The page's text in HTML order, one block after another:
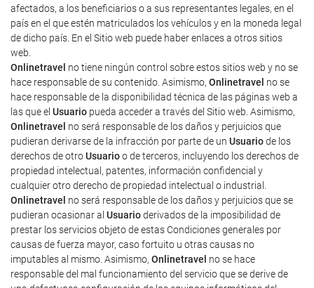
afectados, a los beneficiarios o a sus representantes legales, en el
país en el que estén matriculados los vehículos y en la moneda legal
de dicho país. En el Sitio web puede haber enlaces a otros sitios
web.
Onlinetravel no tiene ningún control sobre estos sitios web y no se
hace responsable de su contenido. Asimismo, Onlinetravel no se
hace responsable de la disponibilidad técnica de las páginas web a
las que el Usuario pueda acceder a través del Sitio web. Asimismo,
Onlinetravel no será responsable de los daños y perjuicios que
pudieran derivarse de la infracción por parte de un Usuariode los
derechos de otroUsuarioo de terceros, incluyendo los derechos de
propiedad intelectual, patentes, información confidencial y
cualquier otro derecho de propiedad intelectual o industrial.
Onlinetravel no será responsable de los daños y perjuicios que se
pudieran ocasionar al Usuarioderivados de la imposibilidad de
prestar los servicios objeto de estas Condiciones generales por
causas de fuerza mayor, caso fortuito u otras causas no
imputables al mismo. Asimismo, Onlinetravel no se hace
responsable del mal funcionamiento del servicio que se derive de